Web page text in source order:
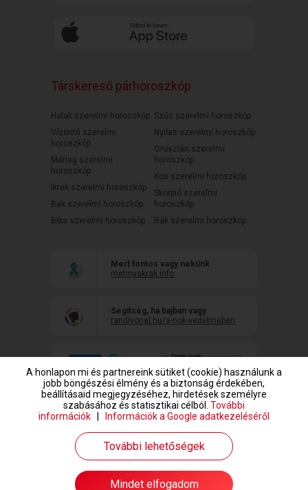
Társkereső párhoroszkóp
Halak szerelmi horoszkóp
Vízöntő szerelmi
horoszkóp
Mérleg szerelmi
horoszkóp
Ikrek szerelmi horoszkóp
Bak szerelmi horoszkóp
Bika szerelmi horoszkóp
Szűz szerelmi horoszkóp
Nyilas szerelmi horoszkóp
Oroszlán szerelmi
horoszkóp
Kos szerelmi horoszkóp
Skorpió szerelmi
horoszkóp
Rák szerelmi horoszkóp
Mert fontos vagy nekünk
mehnyakrak.info
Segítség, ha bajban vagy
randivonal.hu/a-nok-vedelmeben
www.randivonal.hu © Copyright 1999-2026 Dating Central Europe Zrt.
A honlapon mi és partnereink sütiket (cookie) használunk a
jobb böngészési élmény és a biztonság érdekében,
beállításaid megjegyzéséhez, hirdetések személyre
szabásához és statisztikai célból. További
információk
Információk a Google adatkezeléséről
További lehetőségek
Mindet elfogadom